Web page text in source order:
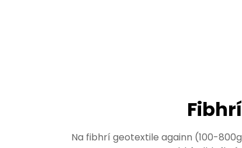
Na fibhrí geotextile againn (100-